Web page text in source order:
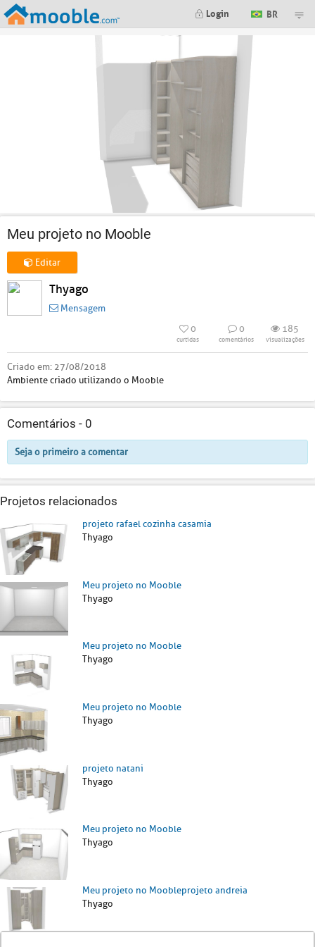
Login BR
Meu projeto no Mooble
Editar
Thyago
Mensagem
0
curtidas
0
comentários
185
visualizações
Criado em: 27/08/2018
Ambiente criado utilizando o Mooble
Comentários - 0
Seja o primeiro a comentar
Projetos relacionados
projeto rafael cozinha casamia
Thyago
Meu projeto no Mooble
Thyago
Meu projeto no Mooble
Thyago
Meu projeto no Mooble
Thyago
projeto natani
Thyago
Meu projeto no Mooble
Thyago
Meu projeto no Moobleprojeto andreia
Thyago